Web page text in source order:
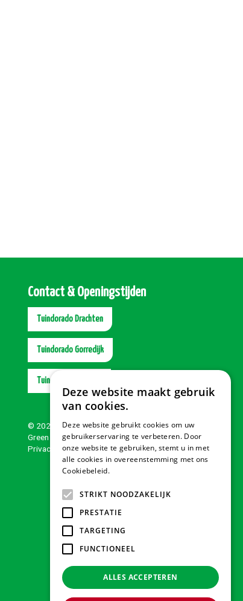
Contact & Openingstijden
Tuindorado Drachten
Tuindorado Gorredijk
Tuindorado Wolvega
© 2026 Tuindorado
Green Solutions
Privacy policy
Deze website maakt gebruik
van cookies.
Deze website gebruikt cookies om uw
gebruikerservaring te verbeteren. Door
onze website te gebruiken, stemt u in met
alle cookies in overeenstemming met ons
Cookiebeleid.
STRIKT NOODZAKELIJK
PRESTATIE
TARGETING
FUNCTIONEEL
ALLES ACCEPTEREN